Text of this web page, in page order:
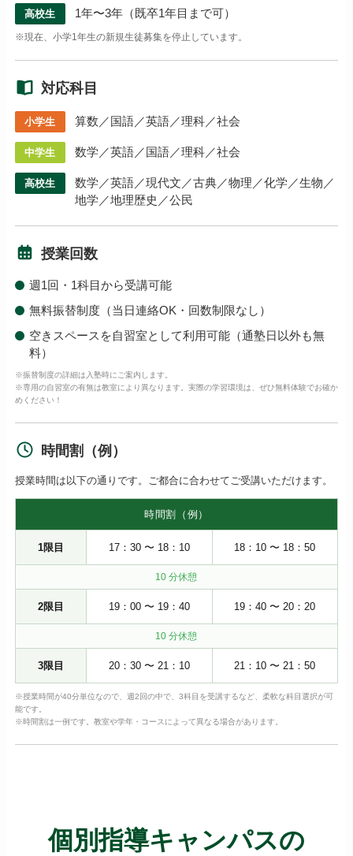
高校生 1年〜3年（既卒1年目まで可）
※現在、小学1年生の新規生徒募集を停止しています。
対応科目
小学生 算数／国語／英語／理科／社会
中学生 数学／英語／国語／理科／社会
高校生
数学／英語／現代文／古典／物理／化学／生物／
地学／地理歴史／公民
授業回数
週1回・1科目から受講可能
無料振替制度（当日連絡OK・回数制限なし）
空きスペースを自習室として利用可能（通塾日以外も無
料）
※振替制度の詳細は入塾時にご案内します。
※専用の自習室の有無は教室により異なります。実際の学習環境は、ぜひ無料体験でお確か
めください！
時間割（例）
授業時間は以下の通りです。ご都合に合わせてご受講いただけます。
時間割（例）
1限目 17：30 〜 18：10 18：10 〜 18：50
10 分休憩
2限目 19：00 〜 19：40 19：40 〜 20：20
10 分休憩
3限目 20：30 〜 21：10 21：10 〜 21：50
※授業時間が40分単位なので、週2回の中で、3科目を受講するなど、柔軟な科目選択が可
能です。
※時間割は一例です。教室や学年・コースによって異なる場合があります。
個別指導キャンパスの